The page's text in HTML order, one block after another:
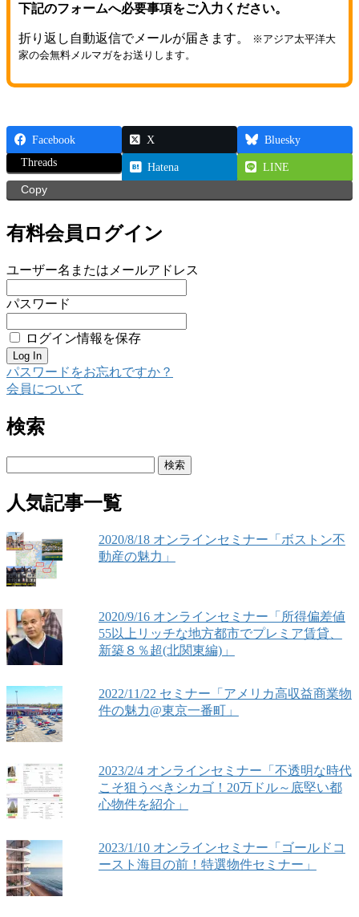
下記のフォームへ必要事項をご入力ください。
折り返し自動返信でメールが届きます。
※アジア太平洋大
家の会無料メルマガをお送りします。
Facebook X
Bluesky
Threads
Hatena
LINE
Copy
有料会員ログイン
ユーザー名またはメールアドレス
パスワード
ログイン情報を保存
パスワードをお忘れですか？
会員について
検索
人気記事一覧
2020/8/18 オンラインセミナー「ボストン不
動産の魅力」
2020/9/16 オンラインセミナー「所得偏差値
55以上リッチな地方都市でプレミア賃貸、
新築８％超(北関東編)」
2022/11/22 セミナー「アメリカ高収益商業物
件の魅力@東京一番町」
2023/2/4 オンラインセミナー「不透明な時代
こそ狙うべきシカゴ！20万ドル～底堅い都
心物件を紹介」
2023/1/10 オンラインセミナー「ゴールドコ
ースト海目の前！特選物件セミナー」